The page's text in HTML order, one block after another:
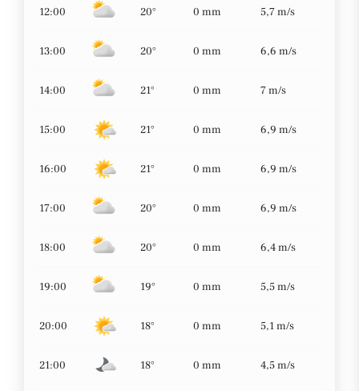
12:00 20° 0 mm 5,7 m/s
13:00 20° 0 mm 6,6 m/s
14:00 21° 0 mm 7 m/s
15:00 21° 0 mm 6,9 m/s
16:00 21° 0 mm 6,9 m/s
17:00 20° 0 mm 6,9 m/s
18:00 20° 0 mm 6,4 m/s
19:00 19° 0 mm 5,5 m/s
20:00 18° 0 mm 5,1 m/s
21:00 18° 0 mm 4,5 m/s